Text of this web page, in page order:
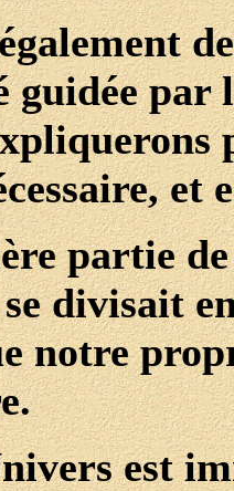
guidée
et
partie
divisait
notre
est